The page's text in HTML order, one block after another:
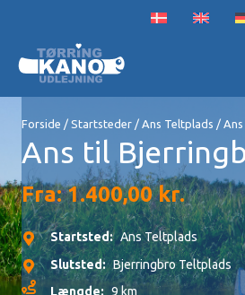
indholdet
Forside / Startsteder / Ans Teltplads /
Ans til
Fra:1.400,00kr.
Startsted: Ans Teltplads
Slutsted: Bjerringbro Teltplads
Længde: 9 km